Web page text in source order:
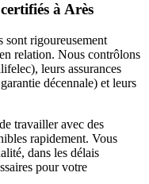
àArès
sont rigoureusement
relation. Nous contrôlons
leurs assurances
décennale) et leurs
travailler avec des
rapidement. Vous
dans les délais
pour votre